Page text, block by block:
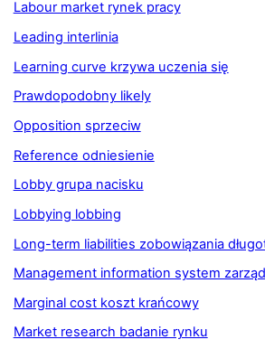
Labour market rynek pracy
Leading interlinia
Learning curve krzywa uczenia się
Prawdopodobny likely
Opposition sprzeciw
Reference odniesienie
Lobby grupa nacisku
Lobbying lobbing
Long-term liabilities zobowiązania
Management information system
Marginal cost koszt krańcowy
Market research badanie rynku